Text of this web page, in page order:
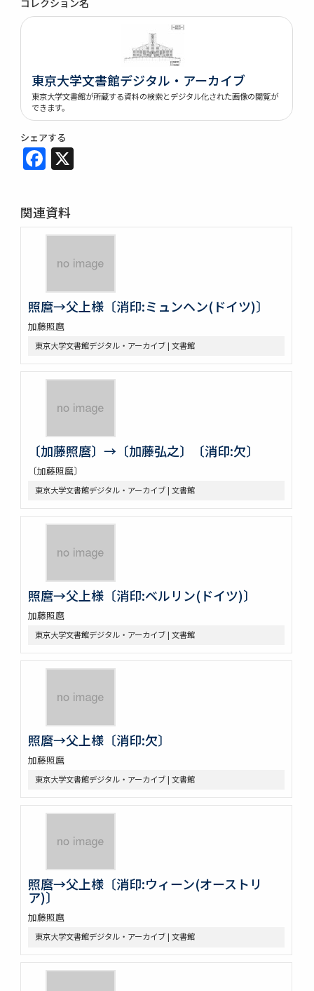
東京大学文書館デジタル・アーカイブ
東京大学文書館が所蔵する資料の検索とデジタル化された画像の閲覧が
できます。
シェアする
Facebook
関連資料
照麿→父上様〔消印:ミュンヘン(ドイツ)〕
加藤照麿
東京大学文書館デジタル・アーカイブ | 文書館
〔加藤照麿〕→〔加藤弘之〕〔消印:欠〕
〔加藤照麿〕
東京大学文書館デジタル・アーカイブ | 文書館
照麿→父上様〔消印:ベルリン(ドイツ)〕
加藤照麿
東京大学文書館デジタル・アーカイブ | 文書館
照麿→父上様〔消印:欠〕
加藤照麿
東京大学文書館デジタル・アーカイブ | 文書館
照麿→父上様〔消印:ウィーン(オーストリ
ア)〕
加藤照麿
東京大学文書館デジタル・アーカイブ | 文書館